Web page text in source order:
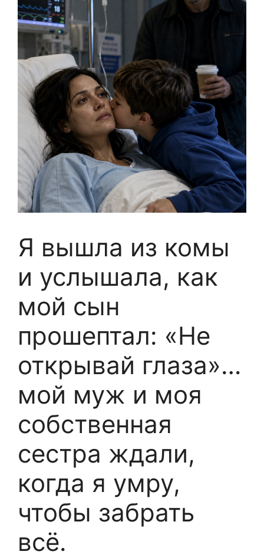
Я вышла из комы
и услышала, как
мой сын
прошептал: «Не
открывай глаза»…
мой муж и моя
собственная
сестра ждали,
когда я умру,
чтобы забрать
всё.